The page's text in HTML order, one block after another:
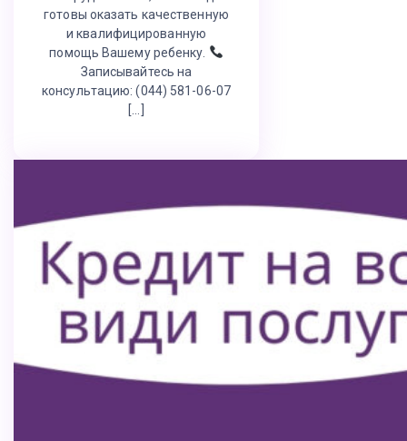
готовы оказать качественную
и квалифицированную
помощь Вашему ребенку.
Записывайтесь на
консультацию: (044) 581-06-07
[…]